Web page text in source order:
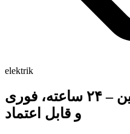
elektrik
برقکار اورژانسی مرسین – ۲۴ ساعته، فوری
و قابل اعتماد